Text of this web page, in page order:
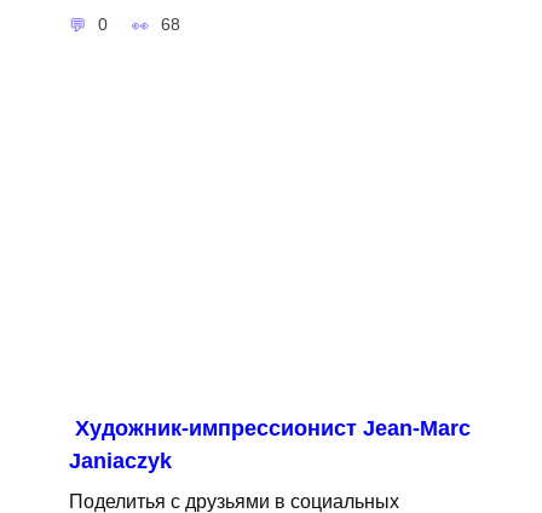
0 68
Художник-импрессионист Jean-Marc
Janiaczyk
Поделитья с друзьями в социальных